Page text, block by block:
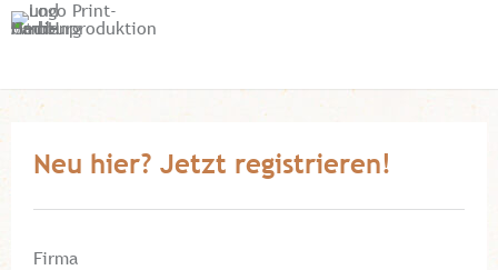
Neu hier? Jetzt registrieren!
Firma